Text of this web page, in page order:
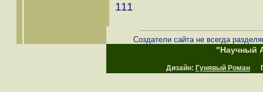
111
Создатели сайта не всегда
"Научный
Дизайн: Гунявый Роман